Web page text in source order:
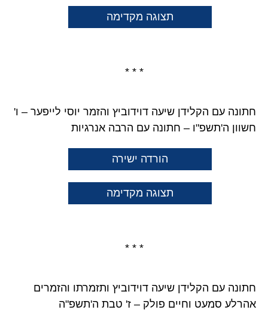
תצוגה מקדימה
* * *
חתונה עם הקלידן שיעה דוידוביץ והזמר יוסי לייפער – ו'
חשוון ה'תשפ"ו – חתונה עם הרבה אנרגיות
הורדה ישירה
תצוגה מקדימה
* * *
חתונה עם הקלידן שיעה דוידוביץ ותזמרתו והזמרים
אהרלע סמעט וחיים פולק – ז' טבת ה'תשפ"ה